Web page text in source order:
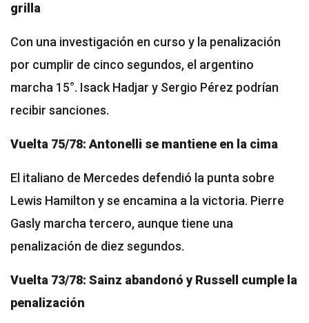
grilla
Con una investigación en curso y la penalización
por cumplir de cinco segundos, el argentino
marcha 15°. Isack Hadjar y Sergio Pérez podrían
recibir sanciones.
Vuelta 75/78: Antonelli se mantiene en la cima
El italiano de Mercedes defendió la punta sobre
Lewis Hamilton y se encamina a la victoria. Pierre
Gasly marcha tercero, aunque tiene una
penalización de diez segundos.
Vuelta 73/78: Sainz abandonó y Russell cumple la
penalización